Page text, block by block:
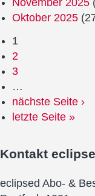
November 2025
Oktober 2025
1
2
3
…
nächste Seite ›
letzte Seite »
Kontakt
eclipsed Abo- &